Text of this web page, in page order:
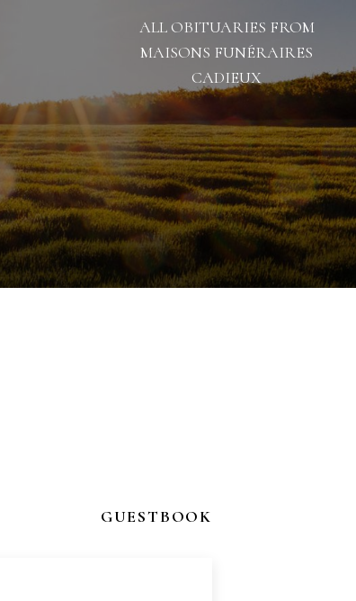
ALL OBITUARIES FROM
MAISONS FUNÉRAIRES
CADIEUX
GUESTBOOK